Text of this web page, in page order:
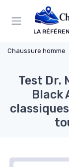
LA
Chaussure homme
Test Dr.
Black
Panneau de